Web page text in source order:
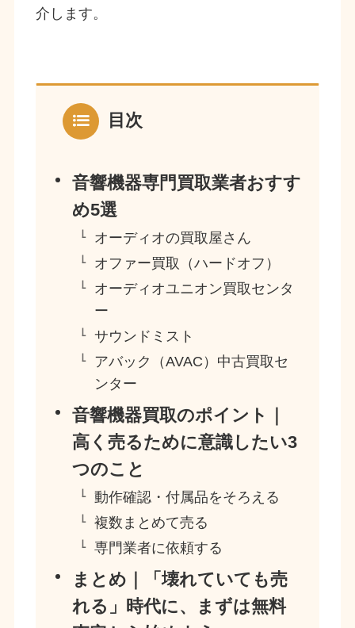
介します。
目次
音響機器専門買取業者おすす
め5選
オーディオの買取屋さん
オファー買取（ハードオフ）
オーディオユニオン買取センタ
ー
サウンドミスト
アバック（AVAC）中古買取セ
ンター
音響機器買取のポイント｜
高く売るために意識したい3
つのこと
動作確認・付属品をそろえる
複数まとめて売る
専門業者に依頼する
まとめ｜「壊れていても売
れる」時代に、まずは無料